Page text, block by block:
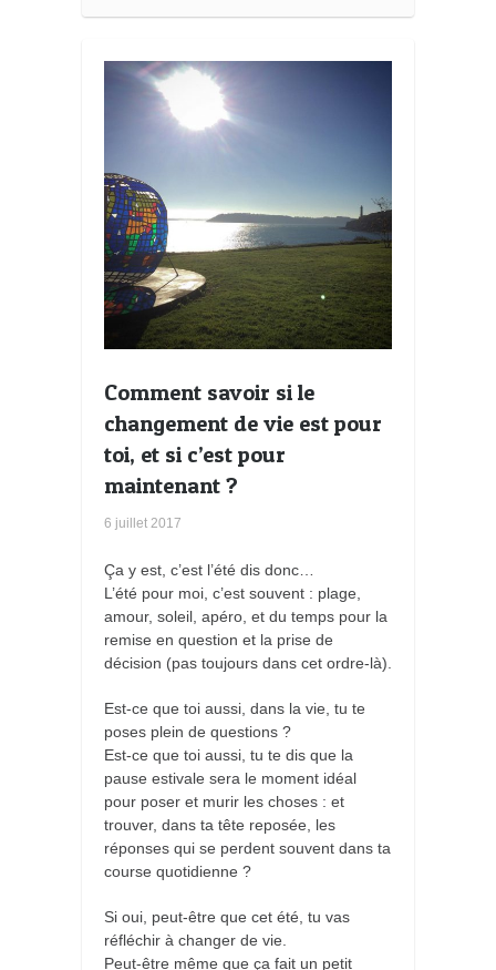
s
Comment savoir si le
changement de vie est pour
toi, et si c’est pour
maintenant ?
6 juillet 2017
Ça y est, c’est l’été dis donc…
L’été pour moi, c’est souvent : plage,
amour, soleil, apéro, et du temps pour la
remise en question et la prise de
décision (pas toujours dans cet ordre-là).
Est-ce que toi aussi, dans la vie, tu te
poses plein de questions ?
Est-ce que toi aussi, tu te dis que la
pause estivale sera le moment idéal
pour poser et murir les choses : et
trouver, dans ta tête reposée, les
réponses qui se perdent souvent dans ta
course quotidienne ?
Si oui, peut-être que cet été, tu vas
réfléchir à changer de vie.
Peut-être même que ça fait un petit